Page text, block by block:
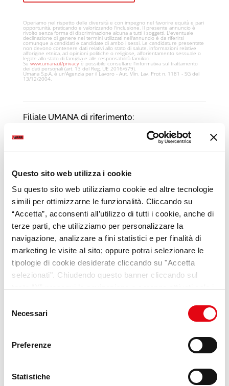
Questo sito web utilizza i cookie
Su questo sito web utilizziamo cookie ed altre tecnologie
simili per ottimizzarne le funzionalità. Cliccando su
“Accetta”, acconsenti all’utilizzo di tutti i cookie, anche di
terze parti, che utilizziamo per personalizzare la
navigazione, analizzare a fini statistici e per finalità di
marketing le visite al sito; oppure potrai selezionare le
tipologie di cookie desiderate cliccando su "Accetta
selezionati". Chiudendo questo banner cliccando sul
modificare le tue preferenze in ogni momento mediante il
link “Impostazione dei cookie” a fine pagina. Per ulteriori
Cookie
Policy.
delNecessari
Preferenze
Statistiche
Operiamo nel rispetto delle diversità e con impegno nel favorire equità e pari
opportunità, praticando e valorizzando l'inclusione. Il presente annuncio è
rivolto senza forma di discriminazione alcuna a tutti i soggetti. L'eventuale
declinazione di genere nei termini utilizzati nell'annuncio è da riferirsi
comunque a candidati e candidate di ambo i sessi. Le candidature presentate
non devono contenere dati relativi allo stato di salute, informazioni relative
all'origine etnica, ad opinioni politiche o religiose, all'orientamento sessuale o
legate allo stato di famiglia e alle responsabilità familiari.
Suwww.umana.it/privacyè possibile consultare l'informativa sul trattamento
dei dati personali (art. 13 del Reg. UE 2016/679).
Umana S.p.A. è un'Agenzia per il Lavoro - Aut. Min. Lav. Prot n. 1181 - SG del
13/12/2004.
Filiale UMANA di riferimento:
Via Arino 4 - 30031 - Dolo (VE)